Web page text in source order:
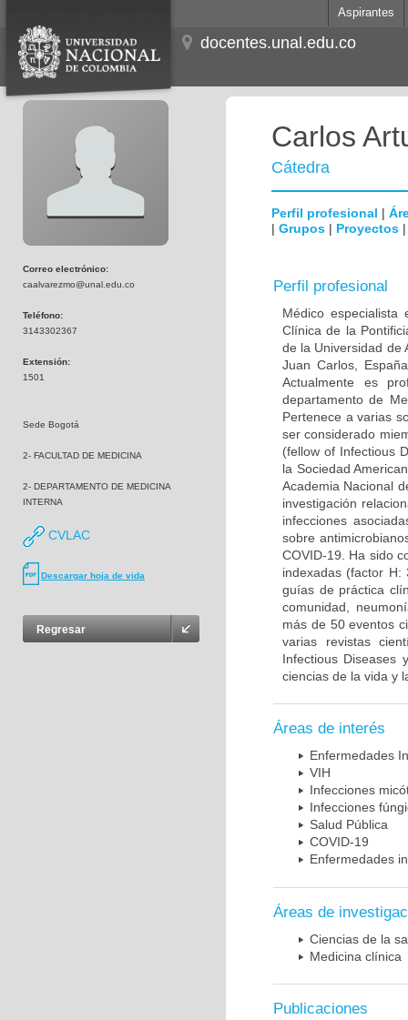
Aspirantes
docentes.unal.edu.co
Correo electrónico:
caalvarezmo@unal.edu.co
Teléfono:
3143302367
Extensión:
1501
Sede Bogotá
2- FACULTAD DE MEDICINA
2- DEPARTAMENTO DE MEDICINA
INTERNA
CVLAC
Descargar hoja de vida
Regresar
Carlos
Cátedra
Perfil profesional |
| Grupos | Proyectos
Perfil profesional
Médico especialista
Clínica de la
de la Universidad de
Juan Carlos,
Actualmente es
departamento de
Pertenece a varias
ser considerado
(fellow of Infectious
la Sociedad
Academia Nacional
investigación
infecciones
sobre
COVID-19. Ha sido
indexadas (factor
guías de práctica
comunidad,
más de 50 eventos
varias revistas
Infectious Diseases
ciencias de la vida y
Áreas de interés
Enfermedades
VIH
Infecciones
Infecciones
Salud Pública
COVID-19
Enfermedades
Áreas de
Ciencias de la
Medicina clínica
Publicaciones